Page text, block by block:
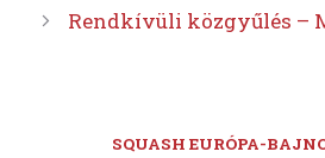
Rendkívüli közgyűlés –
SQUASH EURÓPA-